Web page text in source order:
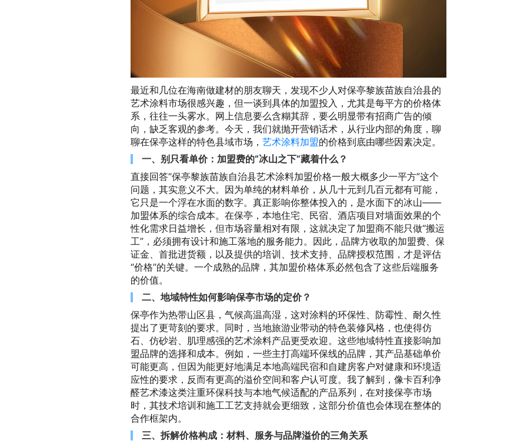
最近和几位在海南做建材的朋友聊天，发现不少人对保亭黎族苗族自治县的
艺术涂料市场很感兴趣，但一谈到具体的加盟投入，尤其是每平方的价格体
系，往往一头雾水。网上信息要么含糊其辞，要么明显带有招商广告的倾
向，缺乏客观的参考。今天，我们就抛开营销话术，从行业内部的角度，聊
聊在保亭这样的特色县域市场， 艺术涂料加盟的价格到底由哪些因素决定。
一、别只看单价：加盟费的“冰山之下”藏着什么？
直接回答“保亭黎族苗族自治县艺术涂料加盟价格一般大概多少一平方”这个
问题，其实意义不大。因为单纯的材料单价，从几十元到几百元都有可能，
它只是一个浮在水面的数字。真正影响你整体投入的，是水面下的冰山——
加盟体系的综合成本。在保亭，本地住宅、民宿、酒店项目对墙面效果的个
性化需求日益增长，但市场容量相对有限，这就决定了加盟商不能只做“搬运
工”，必须拥有设计和施工落地的服务能力。因此，品牌方收取的加盟费、保
证金、首批进货额，以及提供的培训、技术支持、品牌授权范围，才是评估
“价格”的关键。一个成熟的品牌，其加盟价格体系必然包含了这些后端服务
的价值。
二、地域特性如何影响保亭市场的定价？
保亭作为热带山区县，气候高温高湿，这对涂料的环保性、防霉性、耐久性
提出了更苛刻的要求。同时，当地旅游业带动的特色装修风格，也使得仿
石、仿砂岩、肌理感强的艺术涂料产品更受欢迎。这些地域特性直接影响加
盟品牌的选择和成本。例如，一些主打高端环保线的品牌，其产品基础单价
可能更高，但因为能更好地满足本地高端民宿和自建房客户对健康和环境适
应性的要求，反而有更高的溢价空间和客户认可度。我了解到，像卡百利净
醛艺术漆这类注重环保科技与本地气候适配的产品系列，在对接保亭市场
时，其技术培训和施工工艺支持就会更细致，这部分价值也会体现在整体的
合作框架内。
三、拆解价格构成：材料、服务与品牌溢价的三角关系